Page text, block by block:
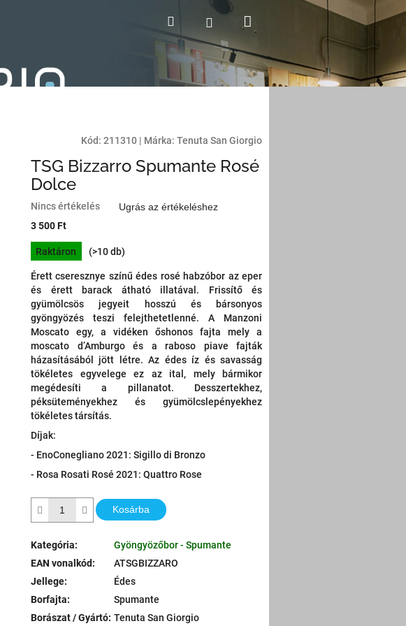
Keresés Bejelentkezés
Kód: 211310 | Márka: Tenuta San Giorgio
TSG Bizzarro Spumante Rosé
Dolce
A
átlagos
értékelése
5-
ből
0,0
csillag.
Nincs értékelés
Ugrás az értékeléshez
3 500 Ft
Egységár:
Raktáron
(>10 db)
Érett cseresznye színű édes rosé habzóbor az eper
és érett barack átható illatával. Frissítő és
gyümölcsös jegyeit hosszú és bársonyos
gyöngyözés teszi felejthetetlenné. A Manzoni
Moscato egy, a vidéken őshonos fajta mely a
moscato d’Amburgo és a raboso piave fajták
házasításából jött létre. Az édes íz és savasság
tökéletes egyvelege ez az ital, mely bármikor
megédesíti a pillanatot. Desszertekhez,
péksüteményekhez és gyümölcslepényekhez
tökéletes társítás.
Díjak:
- EnoConegliano 2021: Sigillo di Bronzo
- Rosa Rosati Rosé 2021: Quattro Rose
Kosárba
Kategória:
Gyöngyözőbor - Spumante
EAN vonalkód:
ATSGBIZZARO
Jellege:
Édes
Borfajta:
Spumante
Borászat / Gyártó: Tenuta San Giorgio